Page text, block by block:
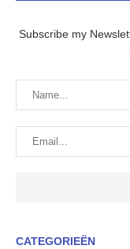
Subscribe my
CATEGORIEËN